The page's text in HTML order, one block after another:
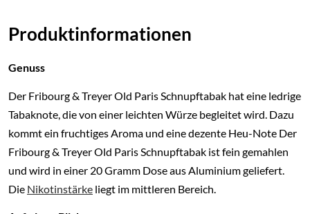
Produktinformationen
Genuss
Der Fribourg & Treyer Old Paris Schnupftabak hat eine ledrige
Tabaknote, die von einer leichten Würze begleitet wird. Dazu
kommt ein fruchtiges Aroma und eine dezente Heu-Note Der
Fribourg & Treyer Old Paris Schnupftabak ist fein gemahlen
und wird in einer 20 Gramm Dose aus Aluminium geliefert.
Die Nikotinstärke liegt im mittleren Bereich.